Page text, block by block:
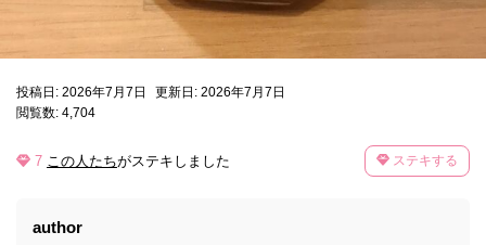
投稿日: 2026年7月7日
更新日: 2026年7月7日
閲覧数: 4,704
7 この人たちがステキしました ステキする
author